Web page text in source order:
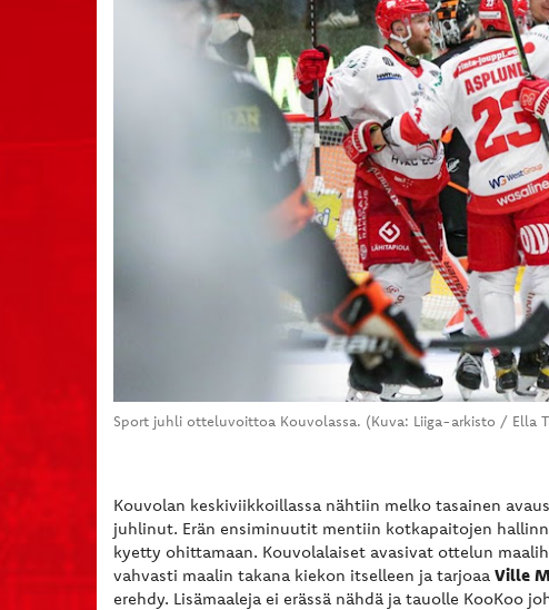
Sport juhli otteluvoittoa Kouvolassa. (Kuva: Liiga-arkisto / Ella
Kouvolan keskiviikkoillassa nähtiin melko tasainen
juhlinut. Erän ensiminuutit mentiin kotkapaitojen
kyetty ohittamaan. Kouvolalaiset avasivat ottelun
vahvasti maalin takana kiekon itselleen ja tarjoaa Ville
erehdy. Lisämaaleja ei erässä nähdä ja tauolle KooKoo